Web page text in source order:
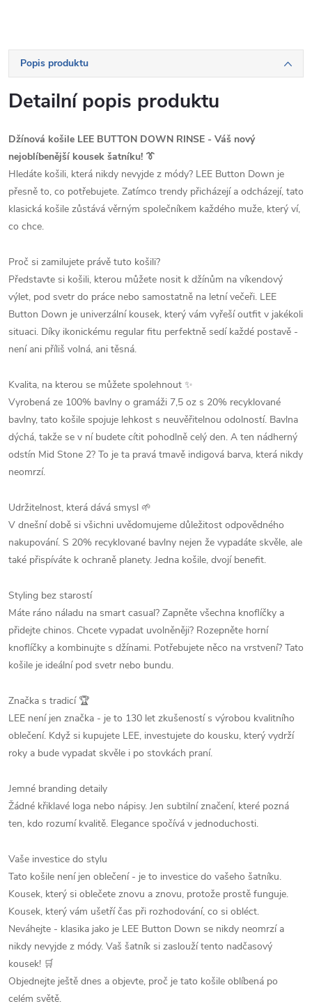
Popis produktu
Detailní popis produktu
Džínová košile LEE BUTTON DOWN RINSE - Váš nový
nejoblíbenější kousek šatníku! 👔
Hledáte košili, která nikdy nevyjde z módy? LEE Button Down je
přesně to, co potřebujete. Zatímco trendy přicházejí a odcházejí, tato
klasická košile zůstává věrným společníkem každého muže, který ví,
co chce.
Proč si zamilujete právě tuto košili?
Představte si košili, kterou můžete nosit k džínům na víkendový
výlet, pod svetr do práce nebo samostatně na letní večeři. LEE
Button Down je univerzální kousek, který vám vyřeší outfit v jakékoli
situaci. Díky ikonickému regular fitu perfektně sedí každé postavě -
není ani příliš volná, ani těsná.
Kvalita, na kterou se můžete spolehnout ✨
Vyrobená ze 100% bavlny o gramáži 7,5 oz s 20% recyklované
bavlny, tato košile spojuje lehkost s neuvěřitelnou odolností. Bavlna
dýchá, takže se v ní budete cítit pohodlně celý den. A ten nádherný
odstín Mid Stone 2? To je ta pravá tmavě indigová barva, která nikdy
neomrzí.
Udržitelnost, která dává smysl 🌱
V dnešní době si všichni uvědomujeme důležitost odpovědného
nakupování. S 20% recyklované bavlny nejen že vypadáte skvěle, ale
také přispíváte k ochraně planety. Jedna košile, dvojí benefit.
Styling bez starostí
Máte ráno náladu na smart casual? Zapněte všechna knoflíčky a
přidejte chinos. Chcete vypadat uvolněněji? Rozepněte horní
knoflíčky a kombinujte s džínami. Potřebujete něco na vrstvení? Tato
košile je ideální pod svetr nebo bundu.
Značka s tradicí 🏆
LEE není jen značka - je to 130 let zkušeností s výrobou kvalitního
oblečení. Když si kupujete LEE, investujete do kousku, který vydrží
roky a bude vypadat skvěle i po stovkách praní.
Jemné branding detaily
Žádné křiklavé loga nebo nápisy. Jen subtilní značení, které pozná
ten, kdo rozumí kvalitě. Elegance spočívá v jednoduchosti.
Vaše investice do stylu
Tato košile není jen oblečení - je to investice do vašeho šatníku.
Kousek, který si oblečete znovu a znovu, protože prostě funguje.
Kousek, který vám ušetří čas při rozhodování, co si obléct.
Neváhejte - klasika jako je LEE Button Down se nikdy neomrzí a
nikdy nevyjde z módy. Vaš šatník si zaslouží tento nadčasový
kousek! 🛒
Objednejte ještě dnes a objevte, proč je tato košile oblíbená po
celém světě.